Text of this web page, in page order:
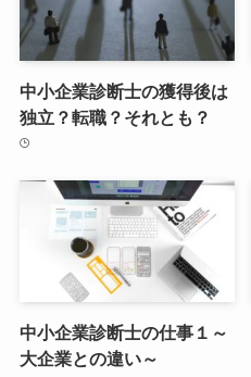
中小企業診断士の獲得後は
独立？転職？それとも？
中小企業診断士の仕事１～
大企業との違い～